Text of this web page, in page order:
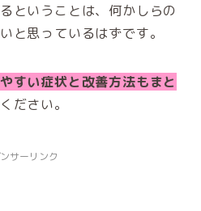
ということは、何かしらの
と思っているはずです。
すい症状と改善方法もまと
ださい。
サーリンク